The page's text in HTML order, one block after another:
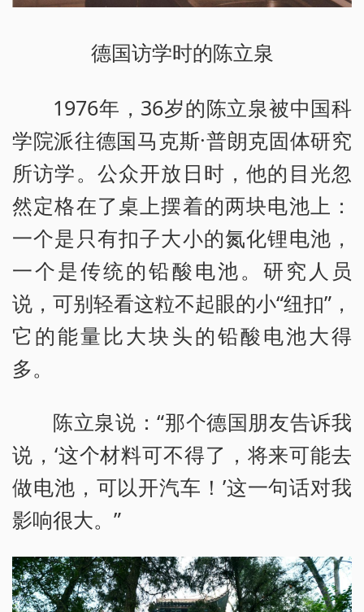
德国访学时的陈立泉
1976年，36岁的陈立泉被中国科
学院派往德国马克斯·普朗克固体研究
所访学。公众开放日时，他的目光忽
然定格在了桌上摆着的两块电池上：
一个是只有扣子大小的氮化锂电池，
一个是传统的铅酸电池。研究人员
说，可别轻看这粒不起眼的小“纽扣”，
它的能量比大块头的铅酸电池大得
多。
陈立泉说：“那个德国朋友告诉我
说，‘这个材料可不得了，将来可能去
做电池，可以开汽车！’这一句话对我
影响很大。”